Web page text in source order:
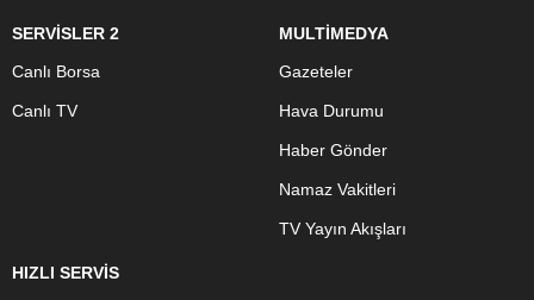
SERVİSLER 2
Canlı Borsa
Canlı TV
MULTİMEDYA
Gazeteler
Hava Durumu
Haber Gönder
Namaz Vakitleri
TV Yayın Akışları
HIZLI SERVİS